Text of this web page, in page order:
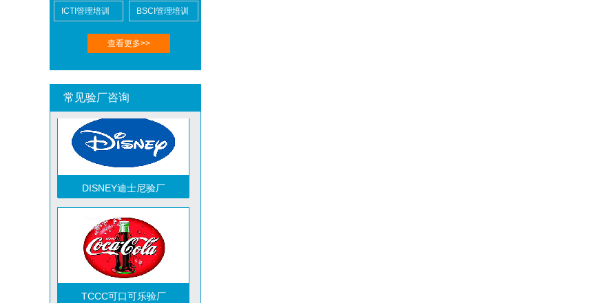
ICTI管理培训 BSCI管理培训
查看更多>>
常见验厂咨询
ICTI验厂
DISNEY迪士尼验厂
TCCC可口可乐验厂